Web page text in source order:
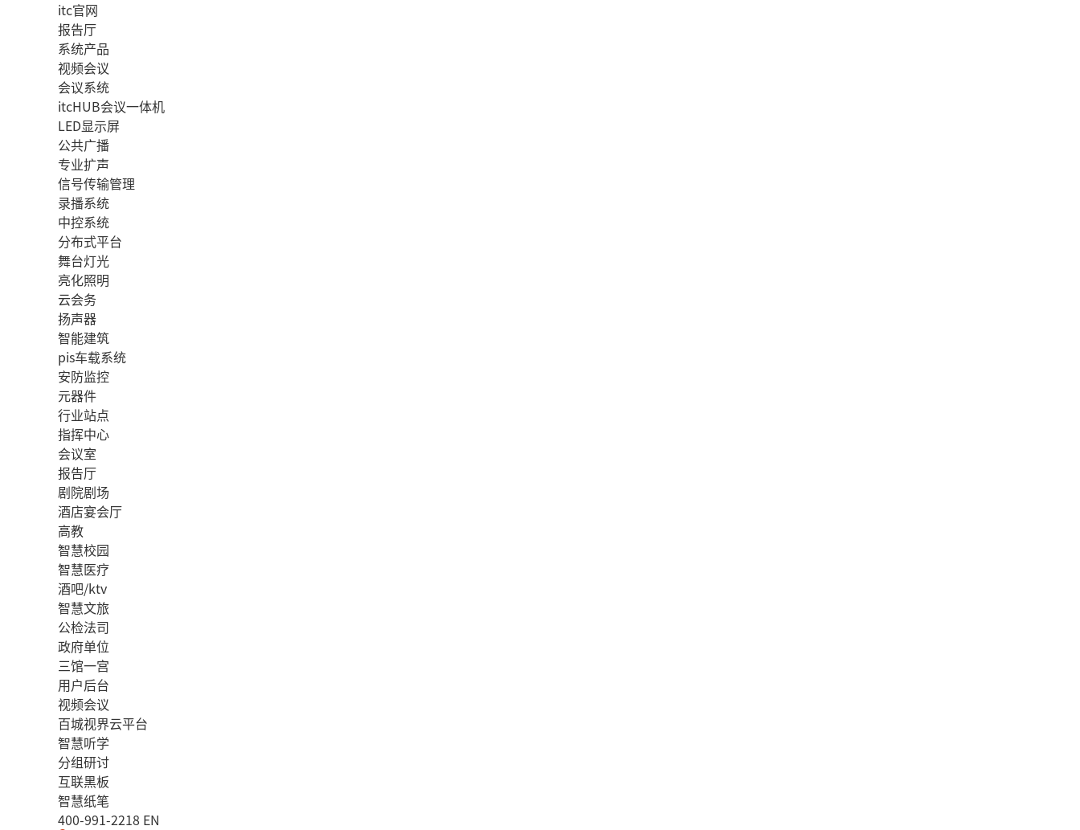
itc官网
报告厅
系统产品
视频会议
会议系统
itcHUB会议一体机
LED显示屏
公共广播
专业扩声
信号传输管理
录播系统
中控系统
分布式平台
舞台灯光
亮化照明
云会务
扬声器
智能建筑
pis车载系统
安防监控
元器件
行业站点
指挥中心
会议室
报告厅
剧院剧场
酒店宴会厅
高教
智慧校园
智慧医疗
酒吧/ktv
智慧文旅
公检法司
政府单位
三馆一宫
用户后台
视频会议
百城视界云平台
智慧听学
分组研讨
互联黑板
智慧纸笔
400-991-2218 EN